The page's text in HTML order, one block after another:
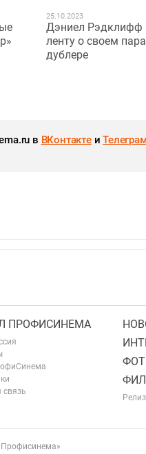
25.10.2023
Дэниел Рэдклифф
ленту о своем
дублере
в ВКонтактеи
ПРОФИСИНЕМА
связь